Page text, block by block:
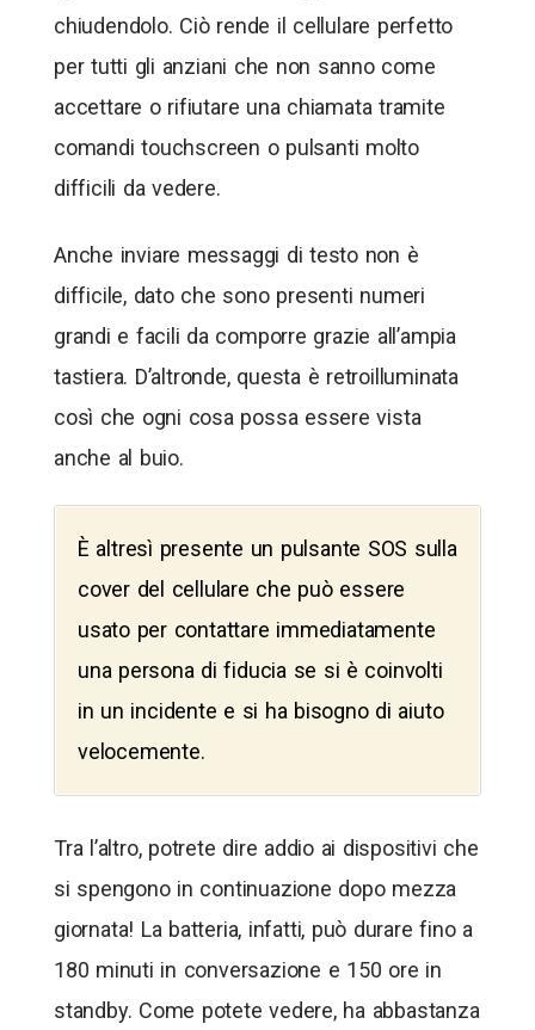
chiudendolo. Ciò rende il cellulare perfetto
per tutti gli anziani che non sanno come
accettare o rifiutare una chiamata tramite
comandi touchscreen o pulsanti molto
difficili da vedere.
Anche inviare messaggi di testo non è
difficile, dato che sono presenti numeri
grandi e facili da comporre grazie all’ampia
tastiera. D’altronde, questa è retroilluminata
così che ogni cosa possa essere vista
anche al buio.
È altresì presente un pulsante SOS sulla
cover del cellulare che può essere
usato per contattare immediatamente
una persona di fiducia se si è coinvolti
in un incidente e si ha bisogno di aiuto
velocemente.
Tra l’altro, potrete dire addio ai dispositivi che
si spengono in continuazione dopo mezza
giornata! La batteria, infatti, può durare fino a
180 minuti in conversazione e 150 ore in
standby. Come potete vedere, ha abbastanza